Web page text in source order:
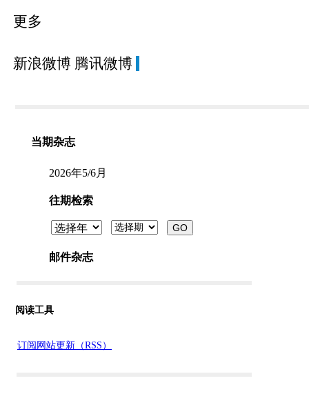
更多
新浪微博 腾讯微博
阅读工具
订阅网站更新（RSS）